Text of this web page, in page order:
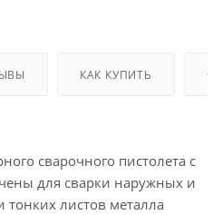
КАК КУПИТЬ
сварочного пистолета с
для сварки наружных и
тонких листов металла